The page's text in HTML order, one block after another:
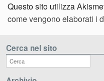
Questo sito utilizza
come vengono elaborati i
Cerca nel sito